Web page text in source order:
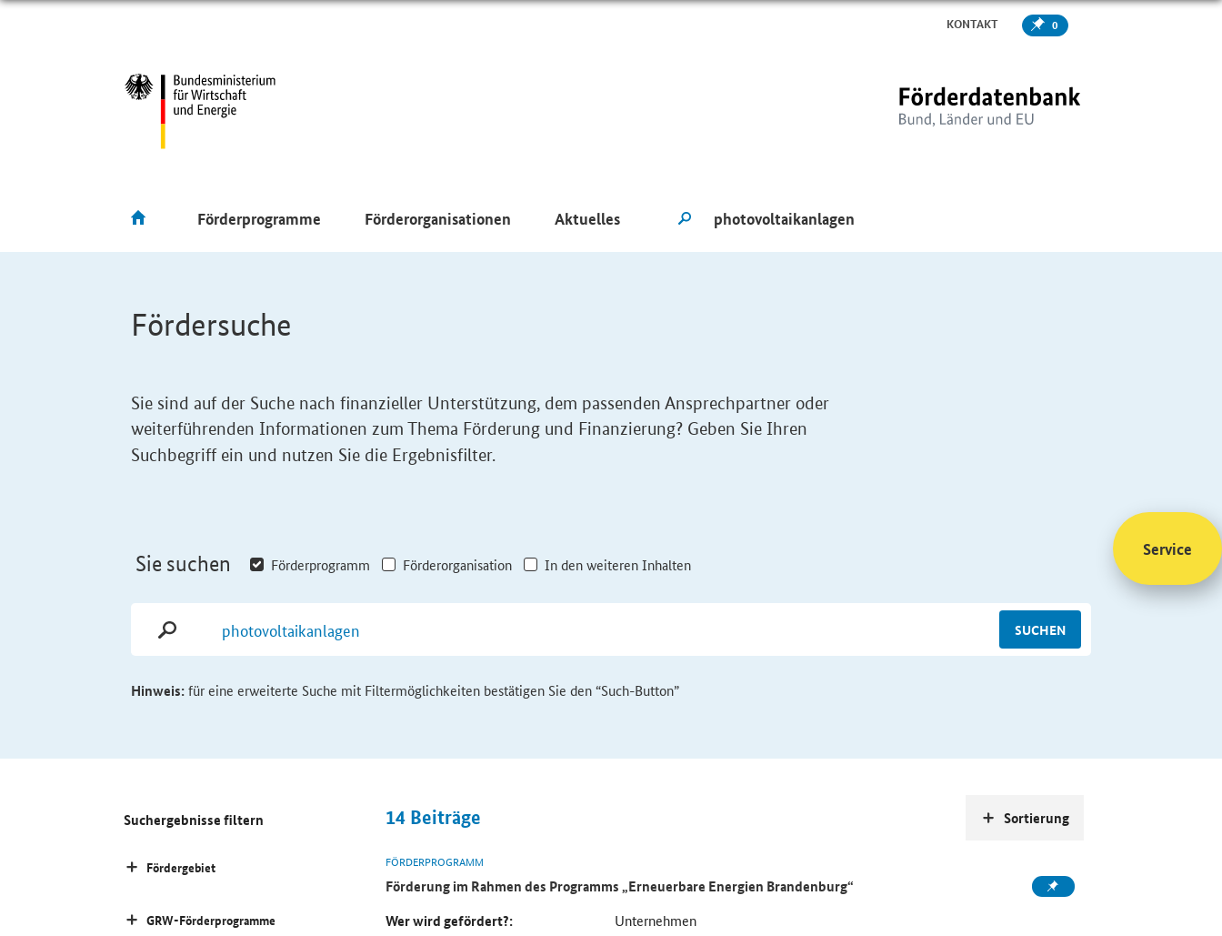
KONTAKT 0
Förderprogramme Förderorganisationen Aktuelles
Fördersuche
Sie sind auf der Suche nach finanzieller Unterstützung, dem passenden Ansprechpartner oder
weiterführenden Informationen zum Thema Förderung und Finanzierung? Geben Sie Ihren
Suchbegriff ein und nutzen Sie die Ergebnisfilter.
Sie suchen Förderprogramm Förderorganisation In den weiteren Inhalten
SUCHEN
Hinweis:für eine erweiterte Suche mit Filtermöglichkeiten bestätigen Sie den “Such-Button”
14 Beiträge
FÖRDERPROGRAMM
Förderung im Rahmen des Programms „Erneuerbare Energien Brandenburg“
Wer wird gefördert?:
Unternehmen
Sortierung
Suchergebnisse filtern
Fördergebiet
GRW-Förderprogramme
Service